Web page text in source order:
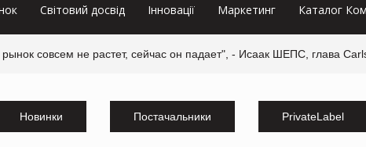
Світовий досвід Інновації Маркетинг Каталог
рынок совсем не растет, сейчас он падает", - Исаак ШЕПС, глава
Новинки Постачальники PrivateLabel